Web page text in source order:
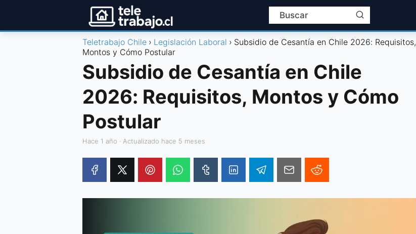
Teletrabajo Chile Legislación Laboral
Subsidio de Cesantía en Chile 2026: Requisitos,
Montos y Cómo Postular
Subsidio de Cesantía en Chile
2026: Requisitos, Montos y Cómo
Postular
hace 1 año · Actualizado hace 5 meses